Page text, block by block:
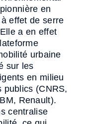
en
effet de serre
a en effet
urbaine
sur les
en milieu
publics (CNRS,
Renault).
centralise